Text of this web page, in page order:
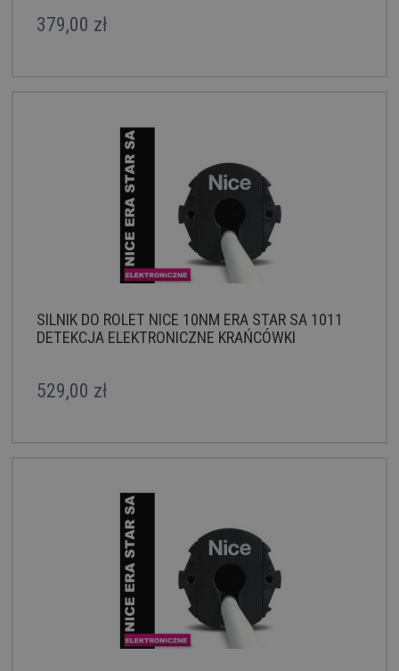
379,00 zł
SILNIK DO ROLET NICE 10NM ERA STAR SA 1011
DETEKCJA ELEKTRONICZNE KRAŃCÓWKI
529,00 zł